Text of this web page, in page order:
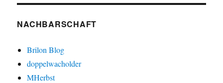
NACHBARSCHAFT
Brilon Blog
doppelwacholder
MHerbst